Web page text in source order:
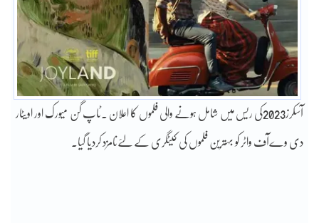
آسکرز2023کی ریس میں شامل ہونے والی فلموں کا اعلان ۔ٹاپ گن میورک اور اویٹار
دی وےآف واٹر کو بہترین فلموں کی کیٹگری کے لئےنامزد کردیا گیا۔